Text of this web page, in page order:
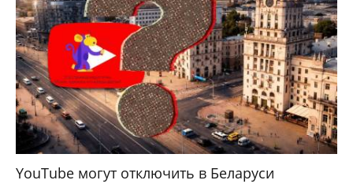
YouTube могут отключить в Беларуси